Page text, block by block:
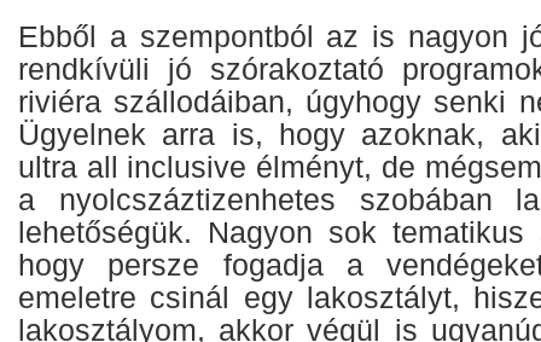
Ebből a szempontból az is nagyon
rendkívüli jó szórakoztató
riviéra szállodáiban, úgyhogy senki
Ügyelnek arra is, hogy azoknak,
ultra all inclusive élményt, de
a nyolcszáztizenhetes szobában
lehetőségük. Nagyon sok tematikus
hogy persze fogadja a
emeletre csinál egy lakosztályt,
lakosztályom, akkor végül is